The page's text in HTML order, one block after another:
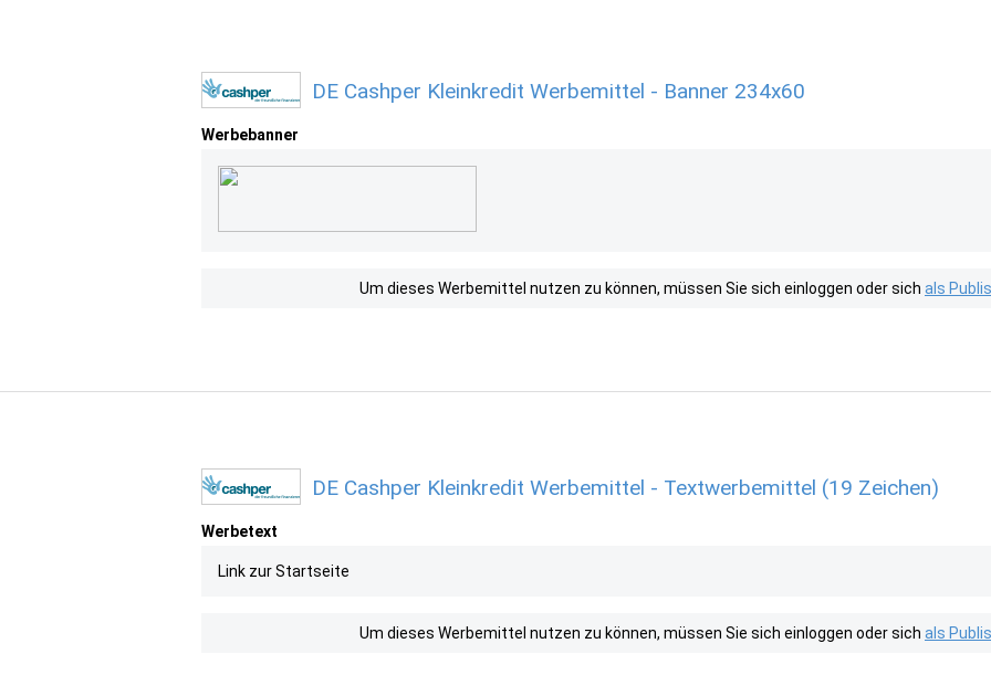
DE Cashper Kleinkredit Werbemittel - Banner 234x60
Werbebanner
Um dieses Werbemittel nutzen zu können, müssen Sie sich einloggen oder sich als
DE Cashper Kleinkredit Werbemittel - Textwerbemittel (19 Zeichen)
Werbetext
Link zur Startseite
Um dieses Werbemittel nutzen zu können, müssen Sie sich einloggen oder sich als